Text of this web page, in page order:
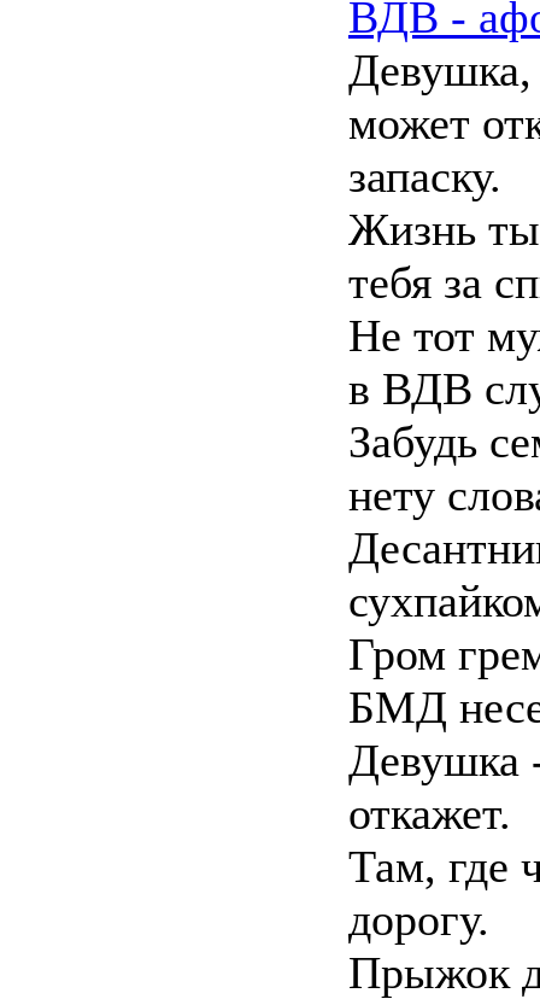
ВДВ -
Девушка,
может
запаску.
Жизнь ты
тебя за
Не тот
в ВДВ
Забудь
нету
Гром
БМД
Девушка
откажет.
Там, где
дорогу.
Прыжок